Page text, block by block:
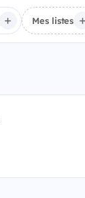
Mes listes